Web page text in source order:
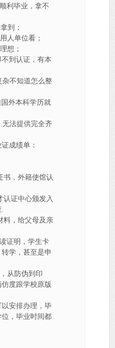
利毕业，拿不
拿到；
人单位看；
想；
到认证，有本
杂不知道怎么整
外本科学历就
法提供完全齐
成绩单：
书，外籍使馆认
证中心颁发入
料，给父母及亲
证明，学生卡
学，甚至是申
从防伪到印
度跟学校原版
安排办理，毕
，毕业时间都